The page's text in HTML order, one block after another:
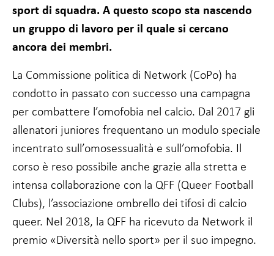
sport di squadra. A questo scopo sta nascendo
un gruppo di lavoro per il quale si cercano
ancora dei membri.
La Commissione politica di Network (CoPo) ha
condotto in passato con successo una campagna
per combattere l’omofobia nel calcio. Dal 2017 gli
allenatori juniores frequentano un modulo speciale
incentrato sull’omosessualità e sull’omofobia. Il
corso è reso possibile anche grazie alla stretta e
intensa collaborazione con la QFF (Queer Football
Clubs), l’associazione ombrello dei tifosi di calcio
queer. Nel 2018, la QFF ha ricevuto da Network il
premio «Diversità nello sport» per il suo impegno.
Richiesto
non sono
facoltativi.
Sono necessari
per il
del sito web.
In modo da
poter
migliorare
la